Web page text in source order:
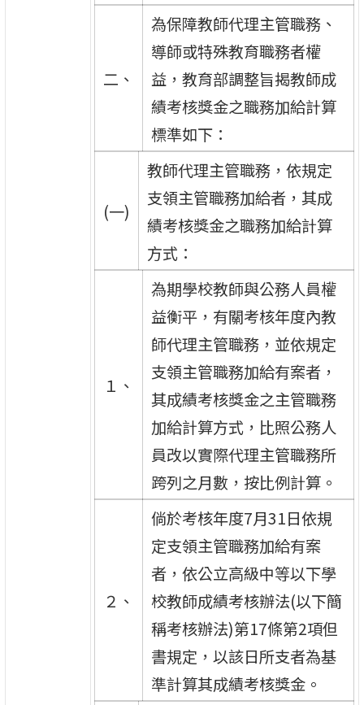
二、
為保障教師代理主管職務、
導師或特殊教育職務者權
益，教育部調整旨揭教師成
績考核獎金之職務加給計算
標準如下：
(一)
教師代理主管職務，依規定
支領主管職務加給者，其成
績考核獎金之職務加給計算
方式：
１、
為期學校教師與公務人員權
益衡平，有關考核年度內教
師代理主管職務，並依規定
支領主管職務加給有案者，
其成績考核獎金之主管職務
加給計算方式，比照公務人
員改以實際代理主管職務所
跨列之月數，按比例計算。
２、
倘於考核年度7月31日依規
定支領主管職務加給有案
者，依公立高級中等以下學
校教師成績考核辦法(以下簡
稱考核辦法)第17條第2項但
書規定，以該日所支者為基
準計算其成績考核獎金。